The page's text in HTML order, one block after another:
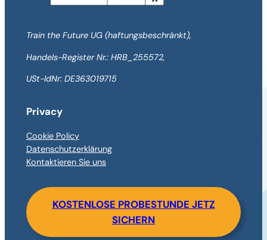
Train the Future UG (haftungsbeschränkt),
Handels-Register Nr.: HRB_255572,
USt-IdNr: DE363019715
Privacy
Cookie Policy
Datenschutzerklärung
Kontaktieren Sie uns
KOSTENLOSE PROBESTUNDE JETZ
SICHERN